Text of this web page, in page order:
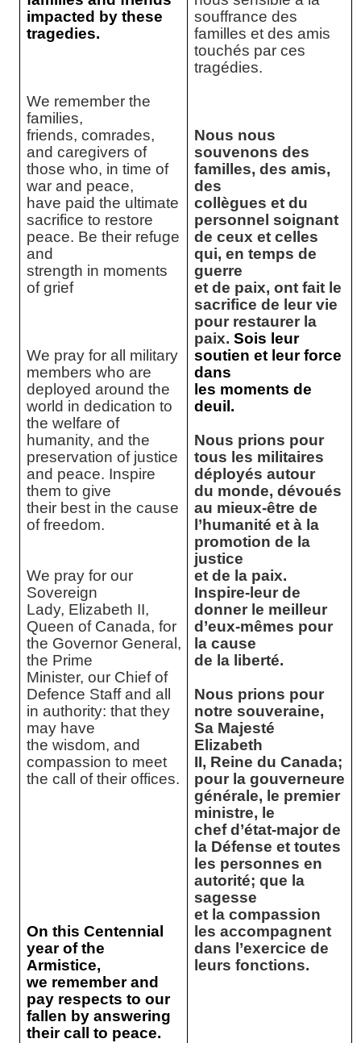
impacted by these
tragedies.
We remember the
families,
friends, comrades,
and caregivers of
those who, in time of
war and peace,
have paid the ultimate
sacrifice to restore
peace. Be their refuge
and
strength in moments
of grief
We pray for all military
members who are
deployed around the
world in dedication to
the welfare of
humanity, and the
preservation of justice
and peace. Inspire
them to give
their best in the cause
of freedom.
We pray for our
Sovereign
Lady, Elizabeth II,
Queen of Canada, for
the Governor General,
the Prime
Minister, our Chief of
Defence Staff and all
in authority: that they
may have
the wisdom, and
compassion to meet
the call of their offices.
On this Centennial
year of the
Armistice,
we remember and
pay respects to our
fallen by answering
their call to peace.
souffrance des
familles et des amis
touchés par ces
tragédies.
Nous nous
souvenons des
familles, des amis,
des
collègues et du
personnel soignant
de ceux et celles
qui, en temps de
guerre
et de paix, ont fait le
sacrifice de leur vie
pour restaurer la
paix. Sois leur
soutien et leur force
dans
les moments de
deuil.
Nous prions pour
tous les militaires
déployés autour
du monde, dévoués
au mieux-être de
l’humanité et à la
promotion de la
justice
et de la paix.
Inspire-leur de
donner le meilleur
d’eux-mêmes pour
la cause
de la liberté.
Nous prions pour
notre souveraine,
Sa Majesté
Elizabeth
II, Reine du Canada;
pour la gouverneure
générale, le premier
ministre, le
chef d’état-major de
la Défense et toutes
les personnes en
autorité; que la
sagesse
et la compassion
les accompagnent
dans l’exercice de
leurs fonctions.